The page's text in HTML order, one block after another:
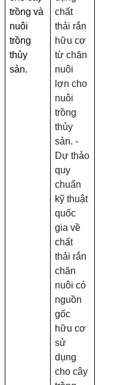
trồng và
nuôi
trồng
thủy
sản.
chất
thải rắn
hữu cơ
từ chăn
nuôi
lợn cho
nuôi
trồng
thủy
sản. -
Dự thảo
quy
chuẩn
kỹ thuật
quốc
gia về
chất
thải rắn
chăn
nuôi có
nguồn
gốc
hữu cơ
sử
dụng
cho cây